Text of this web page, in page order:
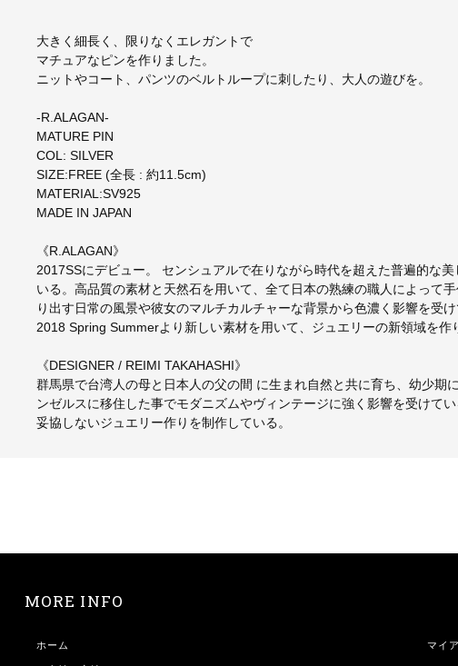
大きく細長く、限りなくエレガントで
マチュアなピンを作りました。
ニットやコート、パンツのベルトループに刺したり、大人の遊びを。
-R.ALAGAN-
MATURE PIN
COL: SILVER
SIZE:FREE (全長 : 約11.5cm)
MATERIAL:SV925
MADE IN JAPAN
《R.ALAGAN》
2017SSにデビュー。 センシュアルで在りながら時代を超えた普遍的な
いる。高品質の素材と天然石を用いて、全て日本の熟練の職人によって
り出す日常の風景や彼女のマルチカルチャーな背景から色濃く影響を受け
2018 Spring Summerより新しい素材を用いて、ジュエリーの新領域を作
《DESIGNER / REIMI TAKAHASHI》
群馬県で台湾人の母と日本人の父の間 に生まれ自然と共に育ち、幼少期
ンゼルスに移住した事でモダニズムやヴィンテージに強く影響を受けて
妥協しないジュエリー作りを制作している。
MORE INFO
ホーム マイ